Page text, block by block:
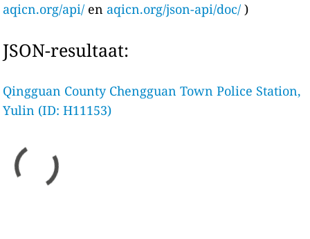
aqicn.org/api/ en aqicn.org/json-api/doc/ )
JSON-resultaat:
Qingguan County Chengguan Town Police Station,
Yulin (ID: H11153)